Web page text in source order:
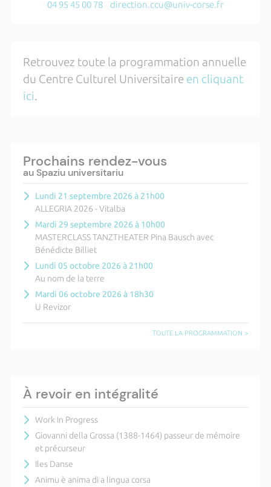
04 95 45 00 78
direction.ccu@univ-corse.fr
Retrouvez toute la programmation annuelle
du Centre Culturel Universitaire en cliquant
ici.
Prochains rendez-vous
au Spaziu universitariu
Lundi 21 septembre 2026 à 21h00
ALLEGRIA 2026 - Vitalba
Mardi 29 septembre 2026 à 10h00
MASTERCLASS TANZTHEATER Pina Bausch avec
Bénédicte Billiet
Lundi 05 octobre 2026 à 21h00
Au nom de la terre
Mardi 06 octobre 2026 à 18h30
U Revizor
TOUTE LA PROGRAMMATION >
À revoir en intégralité
Work In Progress
Giovanni della Grossa (1388-1464) passeur de mémoire
et précurseur
Iles Danse
Animu è anima di a lingua corsa